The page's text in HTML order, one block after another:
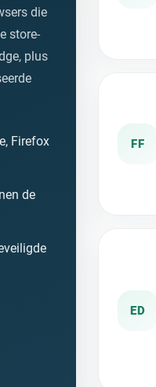
die
store-
plus
Firefox
de
FF
ED